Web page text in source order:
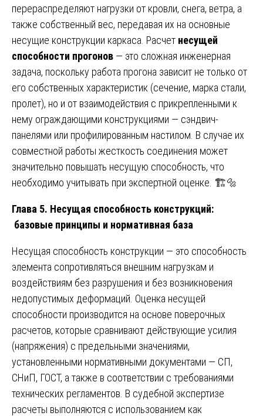
перераспределяют нагрузки от кровли, снега, ветра, а
также собственный вес, передавая их на основные
несущие конструкции каркаса. Расчет несущей
способности прогонов — это сложная инженерная
задача, поскольку работа прогона зависит не только от
его собственных характеристик (сечение, марка стали,
пролет), но и от взаимодействия с прикрепленными к
нему ограждающими конструкциями — сэндвич-
панелями или профилированным настилом. В случае их
совместной работы жесткость соединения может
значительно повышать несущую способность, что
необходимо учитывать при экспертной оценке. 🏗️🔩
Глава 5. Несущая способность конструкций:
базовые принципы и нормативная база
Несущая способность конструкции — это способность
элемента сопротивляться внешним нагрузкам и
воздействиям без разрушения и без возникновения
недопустимых деформаций. Оценка несущей
способности производится на основе поверочных
расчетов, которые сравнивают действующие усилия
(напряжения) с предельными значениями,
установленными нормативными документами — СП,
СНиП, ГОСТ, а также в соответствии с требованиями
технических регламентов. В судебной экспертизе
расчеты выполняются с использованием как